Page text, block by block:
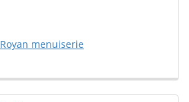
Royan menuiserie